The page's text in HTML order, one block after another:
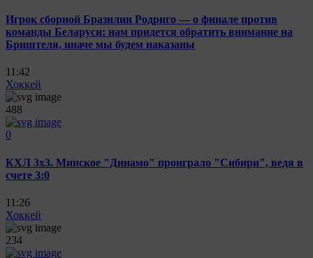
Игрок сборной Бразилии Родриго — о финале против
команды Беларуси: нам придется обратить внимание на
Бриштеля, иначе мы будем наказаны
11:42
Хоккей
488
0
КХЛ 3x3. Минское "Динамо" проиграло "Сибири", ведя в
счете 3:0
11:26
Хоккей
234